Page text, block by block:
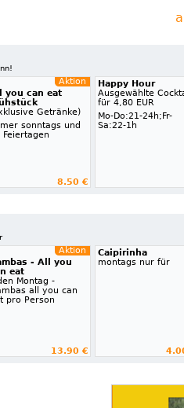
Aktion
you can eat
Getränke)
sonntags und
Feiertagen
8.50 €
Happy Hour
Ausgewählte
für 4,80 EUR
Mo-Do:21-24h;Fr-
Sa:22-1h
Aktion
- All you
eat
Montag -
all you can
pro Person
13.90 €
Caipirinha
montags nur für